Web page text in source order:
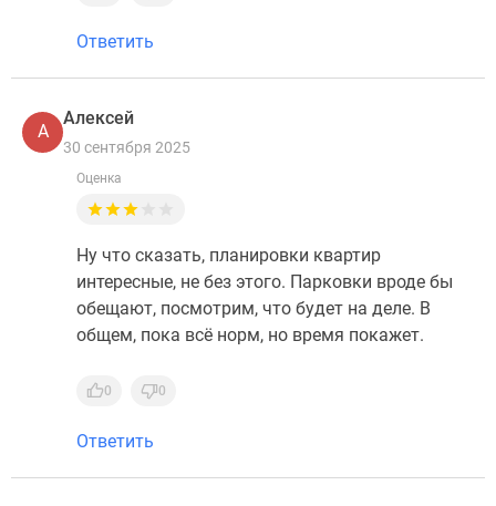
Ответить
А
Алексей
30 сентября 2025
Оценка
Ну что сказать, планировки квартир
интересные, не без этого. Парковки вроде бы
обещают, посмотрим, что будет на деле. В
общем, пока всё норм, но время покажет.
0 0
Ответить